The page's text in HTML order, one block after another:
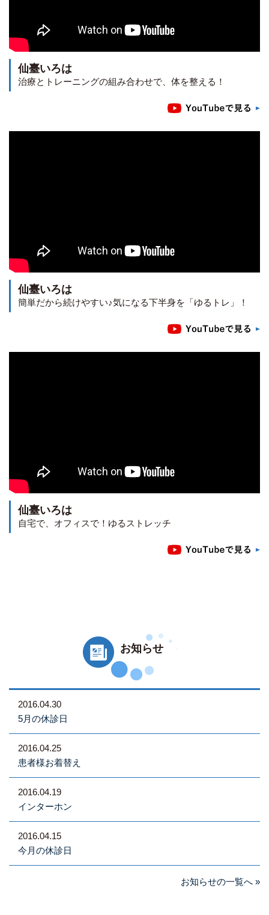
仙臺いろは
治療とトレーニングの組み合わせで、体を整える！
仙臺いろは
簡単だから続けやすい♪気になる下半身を「ゆるトレ」！
仙臺いろは
自宅で、オフィスで！ゆるストレッチ
お知らせ
2016.04.30
5月の休診日
2016.04.25
患者様お着替え
2016.04.19
インターホン
2016.04.15
今月の休診日
お知らせの一覧へ »